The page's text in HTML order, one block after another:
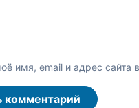
имя, email и адрес
комментарий